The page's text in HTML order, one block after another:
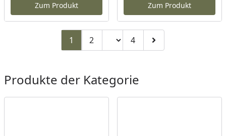
Zum Produkt Zum Produkt
1 Zu Seite 2
2 Seitenzahl ändern
Zu Seite 4
4 Zur nächsten Seite
Produkte der Kategorie